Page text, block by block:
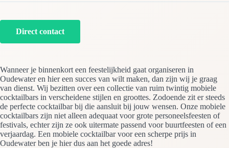
Direct contact
Wanneer je binnenkort een feestelijkheid gaat organiseren in
Oudewater en hier een succes van wilt maken, dan zijn wij je graag
van dienst. Wij bezitten over een collectie van ruim twintig mobiele
cocktailbars in verscheidene stijlen en groottes. Zodoende zit er steeds
de perfecte cocktailbar bij die aansluit bij jouw wensen. Onze mobiele
cocktailbars zijn niet alleen adequaat voor grote personeelsfeesten of
festivals, echter zijn ze ook uitermate passend voor buurtfeesten of een
verjaardag. Een mobiele cocktailbar voor een scherpe prijs in
Oudewater ben je hier dus aan het goede adres!